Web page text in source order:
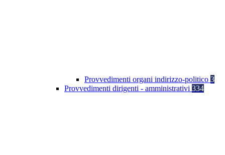
Provvedimenti organi indirizzo-politico 3
Provvedimenti dirigenti - amministrativi 334